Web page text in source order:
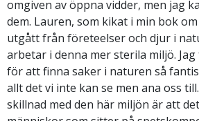
omgiven av öppna vidder, men jag
dem. Lauren, som kikat i min bok om
utgått från företeelser och djur i
arbetar i denna mer sterila miljö.
för att finna saker i naturen så
allt det vi inte kan se men ana oss
skillnad med den här miljön är att